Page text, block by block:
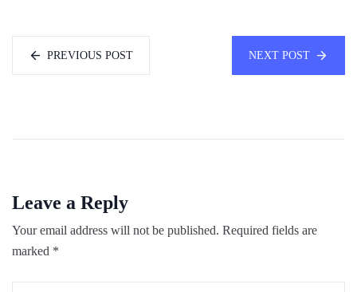
PREVIOUS POST NEXT POST
Leave a Reply
Your email address will not be published. Required fields are
marked *